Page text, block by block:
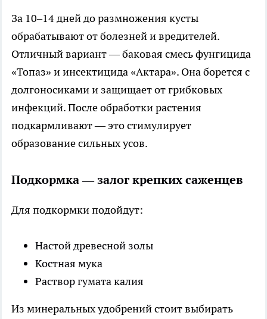
За 10–14 дней до размножения кусты
обрабатывают от болезней и вредителей.
Отличный вариант — баковая смесь фунгицида
«Топаз» и инсектицида «Актара». Она борется с
долгоносиками и защищает от грибковых
инфекций. После обработки растения
подкармливают — это стимулирует
образование сильных усов.
Подкормка — залог крепких саженцев
Для подкормки подойдут:
Настой древесной золы
Костная мука
Раствор гумата калия
Из минеральных удобрений стоит выбирать